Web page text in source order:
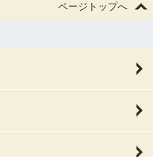
ページトップへ